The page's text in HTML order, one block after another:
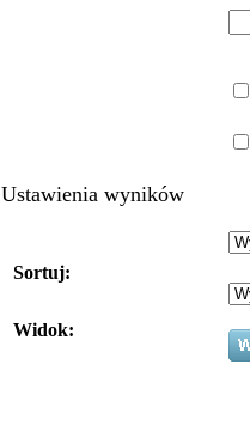
Ustawienia wyników
Sortuj:
Widok: